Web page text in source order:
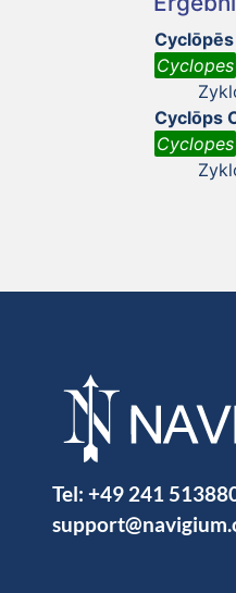
Cyclopes
Cyclōps
Cyclopes
Tel: +49 241